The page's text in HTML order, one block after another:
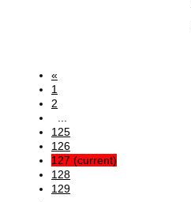
«
1
2
125
126
127 (current)
128
129